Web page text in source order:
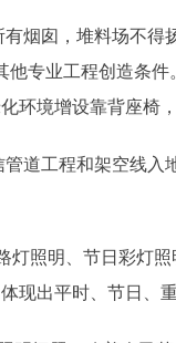
烟囱，堆料场不得
专业工程创造条
环境增设靠背座椅，
道工程和架空线入
明、节日彩灯照
现出平时、节日、